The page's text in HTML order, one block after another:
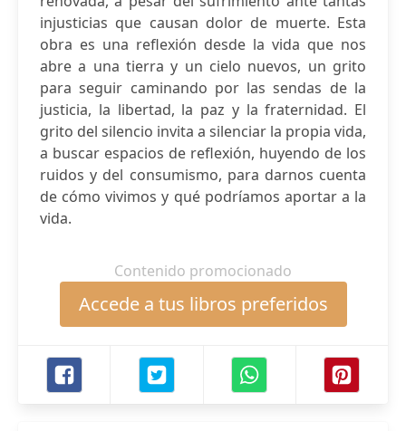
injusticias que causan dolor de muerte. Esta
obra es una reflexión desde la vida que nos
abre a una tierra y un cielo nuevos, un grito
para seguir caminando por las sendas de la
justicia, la libertad, la paz y la fraternidad. El
grito del silencio invita a silenciar la propia vida,
a buscar espacios de reflexión, huyendo de los
ruidos y del consumismo, para darnos cuenta
de cómo vivimos y qué podríamos aportar a la
vida.
Contenido promocionado
Accede a tus libros preferidos